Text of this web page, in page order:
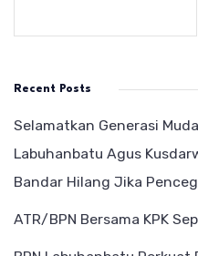
Recent Posts
Selamatkan Generasi
Labuhanbatu Agus
Bandar Hilang Jika
ATR/BPN Bersama KPK